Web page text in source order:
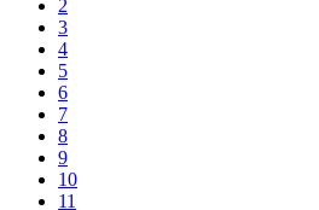
2
3
4
5
6
7
8
9
10
11